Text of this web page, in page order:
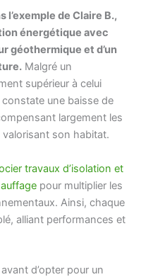
de Claire B.,
énergétique avec
géothermique et d’un
Malgré un
supérieur à celui
constate une baisse de
largement les
son habitat.
travaux d’isolation et
pour multiplier les
Ainsi, chaque
alliant performances et
d’opter pour un